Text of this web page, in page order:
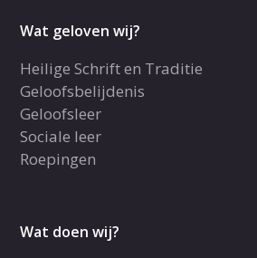
Wat geloven wij?
Heilige Schrift en Traditie
Geloofsbelijdenis
Geloofsleer
Sociale leer
Roepingen
Wat doen wij?